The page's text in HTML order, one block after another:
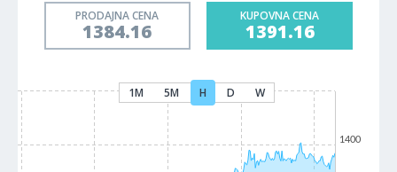
PRODAJNA CENA
1384.16
KUPOVNA CENA
1391.16
1M 5M H D W
1400